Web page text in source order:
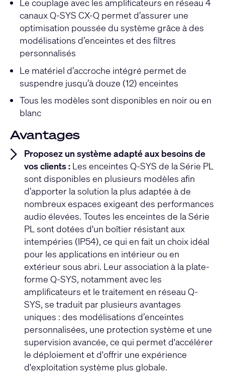
Le couplage avec les amplificateurs en réseau 4
canaux Q-SYS CX-Q permet d’assurer une
optimisation poussée du système grâce à des
modélisations d’enceintes et des filtres
personnalisés
Le matériel d’accroche intégré permet de
suspendre jusqu’à douze (12) enceintes
Tous les modèles sont disponibles en noir ou en
blanc
Avantages
Proposez un système adapté aux besoins de
vos clients : Les enceintes Q-SYS de la Série PL
sont disponibles en plusieurs modèles afin
d’apporter la solution la plus adaptée à de
nombreux espaces exigeant des performances
audio élevées. Toutes les enceintes de la Série
PL sont dotées d'un boîtier résistant aux
intempéries (IP54), ce qui en fait un choix idéal
pour les applications en intérieur ou en
extérieur sous abri. Leur association à la plate-
forme Q-SYS, notamment avec les
amplificateurs et le traitement en réseau Q-
SYS, se traduit par plusieurs avantages
uniques : des modélisations d’enceintes
personnalisées, une protection système et une
supervision avancée, ce qui permet d'accélérer
le déploiement et d'offrir une expérience
d'exploitation système plus globale.